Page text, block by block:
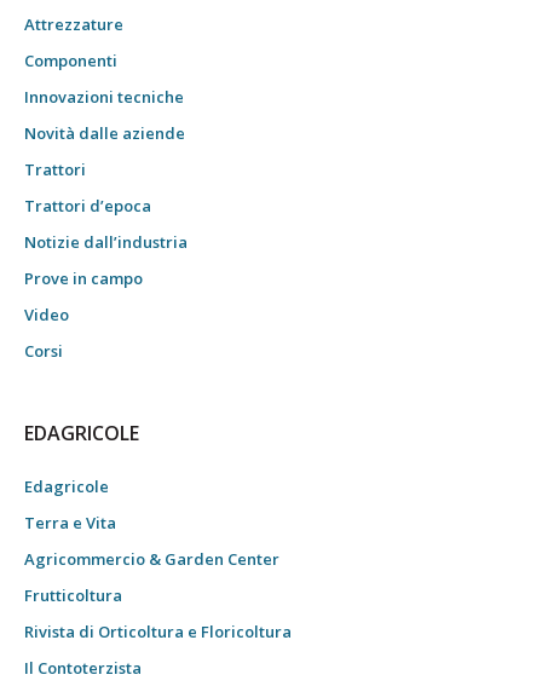
Attrezzature
Componenti
Innovazioni tecniche
Novità dalle aziende
Trattori
Trattori d’epoca
Notizie dall’industria
Prove in campo
Video
Corsi
EDAGRICOLE
Edagricole
Terra e Vita
Agricommercio & Garden Center
Frutticoltura
Rivista di Orticoltura e Floricoltura
Il Contoterzista